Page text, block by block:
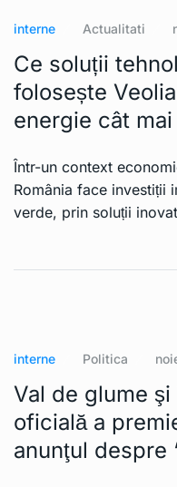
interne Actualitati
Ce soluții
folosește
energie cât
Într-un context
România face investiții
verde, prin soluții
interne Politica
Val de glume
oficială a
anunţul despre